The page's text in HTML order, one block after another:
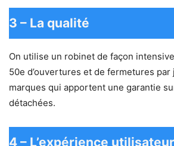
​3 – La qualité
On utilise un robinet de façon
50e d’ouvertures et de fermetures
marques qui apportent une garantie
détachées.
4 – L’expérience utilisateur